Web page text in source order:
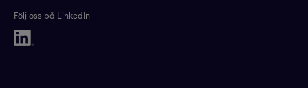
Följ oss på LinkedIn